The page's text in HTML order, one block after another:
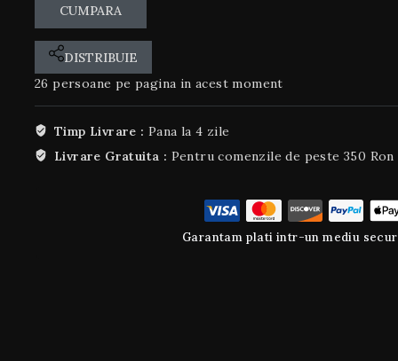
CUMPARA
DISTRIBUIE
26 persoane pe pagina in acest moment
Timp Livrare : Pana la 4 zile
Livrare Gratuita : Pentru comenzile de peste 350 Ron
Garantam plati intr-un mediu